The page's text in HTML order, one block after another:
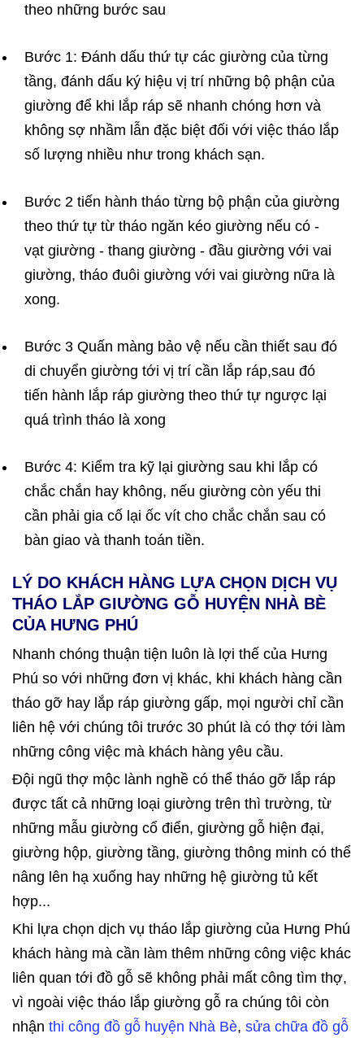
theo những bước sau
Bước 1: Đánh dấu thứ tự các giường của từng
tầng, đánh dấu ký hiệu vị trí những bộ phận của
giường để khi lắp ráp sẽ nhanh chóng hơn và
không sợ nhầm lẫn đặc biệt đối với việc tháo lắp
số lượng nhiều như trong khách sạn.
Bước 2 tiến hành tháo từng bộ phận của giường
theo thứ tự từ tháo ngăn kéo giường nếu có -
vạt giường - thang giường - đầu giường với vai
giường, tháo đuôi giường với vai giường nữa là
xong.
Bước 3 Quấn màng bảo vệ nếu cần thiết sau đó
di chuyển giường tới vị trí cần lắp ráp,sau đó
tiến hành lắp ráp giường theo thứ tự ngược lại
quá trình tháo là xong
Bước 4: Kiểm tra kỹ lại giường sau khi lắp có
chắc chắn hay không, nếu giường còn yếu thi
cần phải gia cố lại ốc vít cho chắc chắn sau có
bàn giao và thanh toán tiền.
LÝ DO KHÁCH HÀNG LỰA CHỌN DỊCH VỤ
THÁO LẮP GIƯỜNG GỖ HUYỆN NHÀ BÈ
CỦA HƯNG PHÚ
Nhanh chóng thuận tiện luôn là lợi thế của Hưng
Phú so với những đơn vị khác, khi khách hàng cần
tháo gỡ hay lắp ráp giường gấp, mọi người chỉ cần
liên hệ với chúng tôi trước 30 phút là có thợ tới làm
những công việc mà khách hàng yêu cầu.
Đội ngũ thợ mộc lành nghề có thể tháo gỡ lắp ráp
được tất cả những loại giường trên thì trường, từ
những mẫu giường cổ điển, giường gỗ hiện đại,
giường hộp, giường tầng, giường thông minh có thể
nâng lên hạ xuống hay những hệ giường tủ kết
hợp...
Khi lựa chọn dịch vụ tháo lắp giường của Hưng Phú
khách hàng mà cần làm thêm những công việc khác
liên quan tới đồ gỗ sẽ không phải mất công tìm thợ,
vì ngoài việc tháo lắp giường gỗ ra chúng tôi còn
nhận thi công đồ gỗ huyện Nhà Bè, sửa chữa đồ gỗ